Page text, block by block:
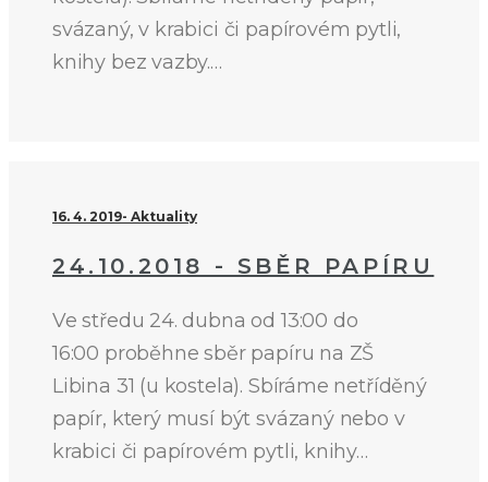
svázaný, v krabici či papírovém pytli,
knihy bez vazby.…
16. 4. 2019 Aktuality
24.10.2018 - SBĚR PAPÍRU
Ve středu 24. dubna od 13:00 do
16:00 proběhne sběr papíru na ZŠ
Libina 31 (u kostela). Sbíráme netříděný
papír, který musí být svázaný nebo v
krabici či papírovém pytli, knihy…